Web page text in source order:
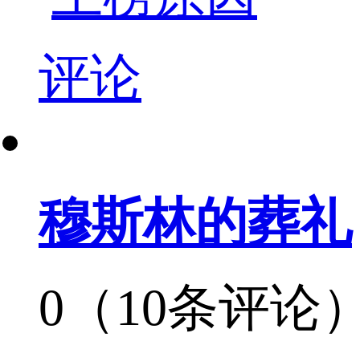
评论
穆斯林的葬礼
0（10条评论